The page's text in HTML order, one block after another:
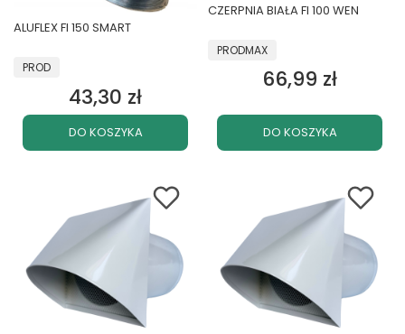
ALUFLEX FI 150 SMART
PRODUCENT
PROD
Cena
43,30 zł
DO KOSZYKA
CZERPNIA BIAŁA FI 100 WEN
PRODUCENT
PRODMAX
Cena
66,99 zł
DO KOSZYKA